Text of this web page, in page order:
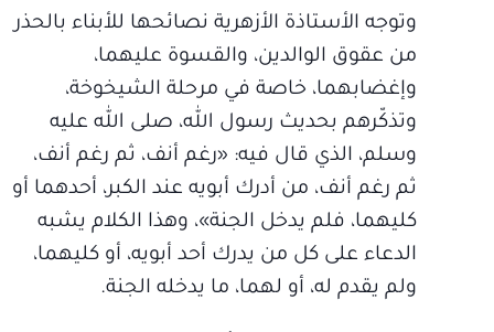
وتوجه الأستاذة الأزهرية نصائحها للأبناء بالحذر
من عقوق الوالدين، والقسوة عليهما،
وإغضابهما، خاصة في مرحلة الشيخوخة،
وتذكّرهم بحديث رسول الله، صلى الله عليه
وسلم، الذي قال فيه: «رغم أنف، ثم رغم أنف،
ثم رغم أنف، من أدرك أبويه عند الكبر، أحدهما أو
كليهما، فلم يدخل الجنة»، وهذا الكلام يشبه
الدعاء على كل من يدرك أحد أبويه، أو كليهما،
ولم يقدم له، أو لهما، ما يدخله الجنة.